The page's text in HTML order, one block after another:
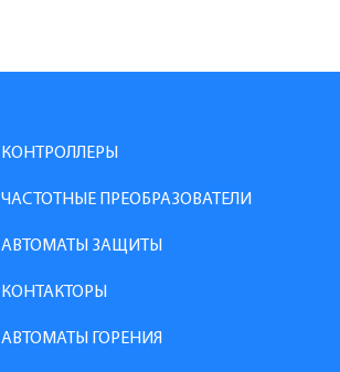
КОНТРОЛЛЕРЫ
ЧАСТОТНЫЕ ПРЕОБРАЗОВАТЕЛИ
АВТОМАТЫ ЗАЩИТЫ
КОНТАКТОРЫ
АВТОМАТЫ ГОРЕНИЯ